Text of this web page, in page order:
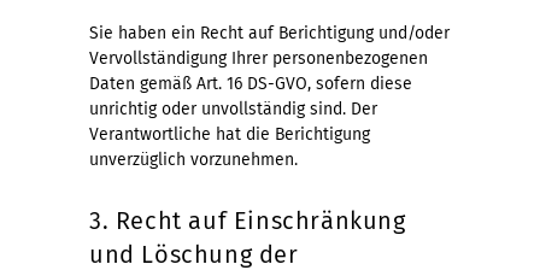
Sie haben ein Recht auf Berichtigung und/oder
Vervollständigung Ihrer personenbezogenen
Daten gemäß Art. 16 DS-GVO, sofern diese
unrichtig oder unvollständig sind. Der
Verantwortliche hat die Berichtigung
unverzüglich vorzunehmen.
3. Recht auf Einschränkung
und Löschung der